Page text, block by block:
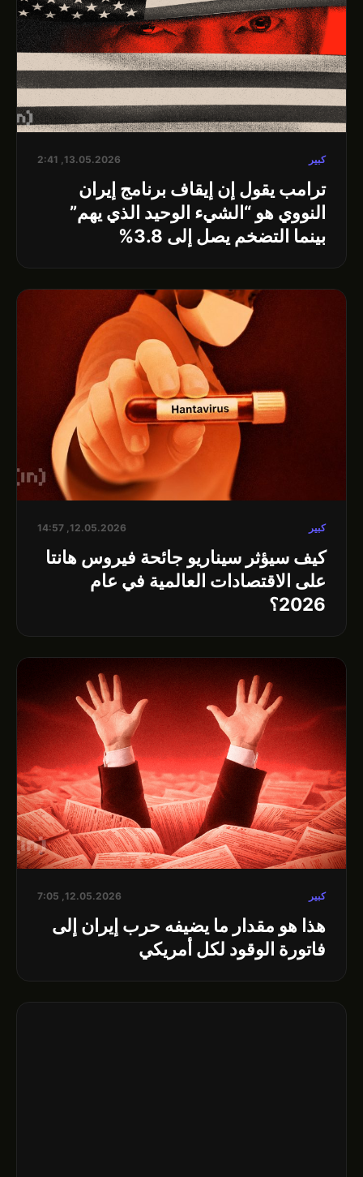
كبير 13.05.2026, 2:41
ترامب يقول إن إيقاف برنامج إيران
النووي هو “الشيء الوحيد الذي يهم”
بينما التضخم يصل إلى 3.8%
كبير 12.05.2026, 14:57
كيف سيؤثر سيناريو جائحة فيروس هانتا
على الاقتصادات العالمية في عام
2026؟
كبير 12.05.2026, 7:05
هذا هو مقدار ما يضيفه حرب إيران إلى
فاتورة الوقود لكل أمريكي